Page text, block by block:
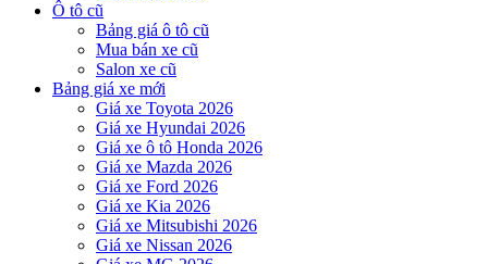
Ô tô cũ
Bảng giá ô tô cũ
Mua bán xe cũ
Salon xe cũ
Bảng giá xe mới
Giá xe Toyota 2026
Giá xe Hyundai 2026
Giá xe ô tô Honda 2026
Giá xe Mazda 2026
Giá xe Ford 2026
Giá xe Kia 2026
Giá xe Mitsubishi 2026
Giá xe Nissan 2026